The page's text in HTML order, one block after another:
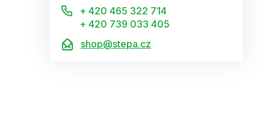
+ 420 465 322 714
+ 420 739 033 405
shop@stepa.cz